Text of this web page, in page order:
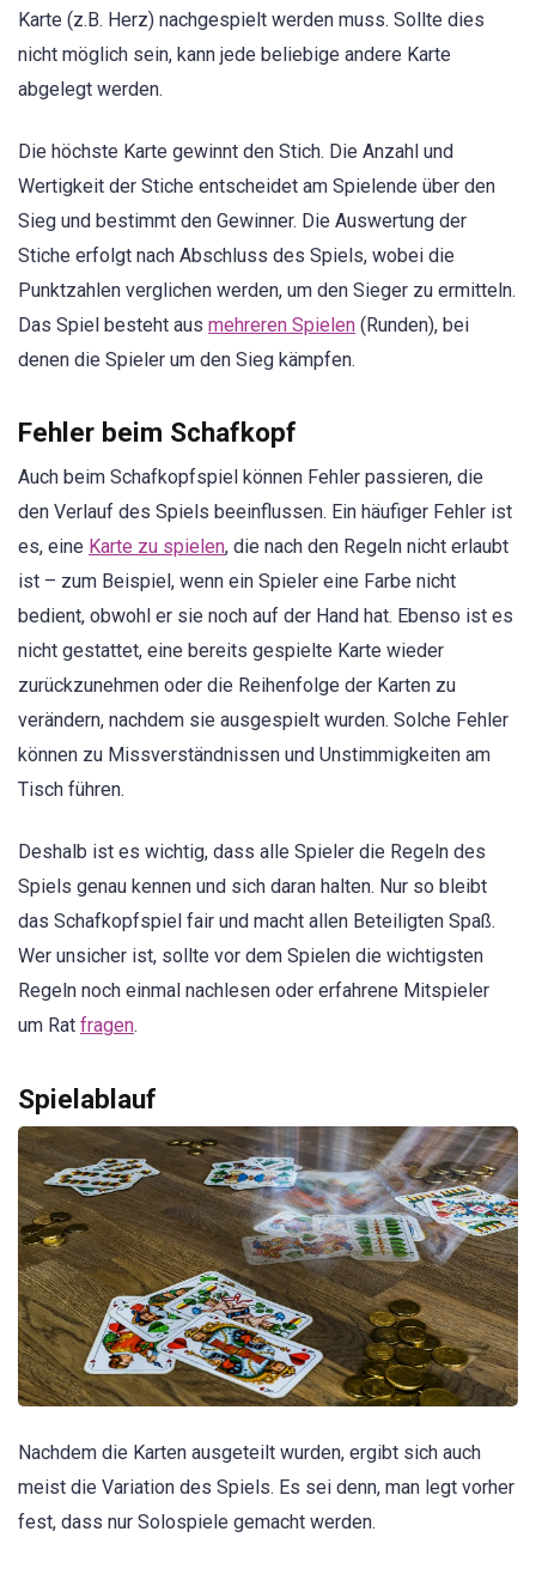
Karte (z.B. Herz) nachgespielt werden muss. Sollte dies
nicht möglich sein, kann jede beliebige andere Karte
abgelegt werden.
Die höchste Karte gewinnt den Stich. Die Anzahl und
Wertigkeit der Stiche entscheidet am Spielende über den
Sieg und bestimmt den Gewinner. Die Auswertung der
Stiche erfolgt nach Abschluss des Spiels, wobei die
Punktzahlen verglichen werden, um den Sieger zu ermitteln.
Das Spiel besteht aus mehreren Spielen (Runden), bei
denen die Spieler um den Sieg kämpfen.
Fehler beim Schafkopf
Auch beim Schafkopfspiel können Fehler passieren, die
den Verlauf des Spiels beeinflussen. Ein häufiger Fehler ist
es, eine Karte zu spielen, die nach den Regeln nicht erlaubt
ist – zum Beispiel, wenn ein Spieler eine Farbe nicht
bedient, obwohl er sie noch auf der Hand hat. Ebenso ist es
nicht gestattet, eine bereits gespielte Karte wieder
zurückzunehmen oder die Reihenfolge der Karten zu
verändern, nachdem sie ausgespielt wurden. Solche Fehler
können zu Missverständnissen und Unstimmigkeiten am
Tisch führen.
Deshalb ist es wichtig, dass alle Spieler die Regeln des
Spiels genau kennen und sich daran halten. Nur so bleibt
das Schafkopfspiel fair und macht allen Beteiligten Spaß.
Wer unsicher ist, sollte vor dem Spielen die wichtigsten
Regeln noch einmal nachlesen oder erfahrene Mitspieler
um Rat fragen.
Spielablauf
Nachdem die Karten ausgeteilt wurden, ergibt sich auch
meist die Variation des Spiels. Es sei denn, man legt vorher
fest, dass nur Solospiele gemacht werden.